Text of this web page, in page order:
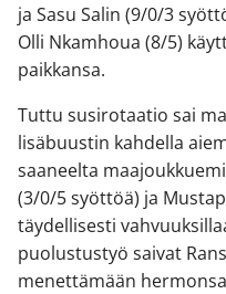
ja Sasu Salin (9/0/3
Olli Nkamhoua (8/5)
paikkansa.
Tuttu susirotaatio sai
lisäbuustin kahdella
saaneelta
(3/0/5 syöttöä) ja
täydellisesti
puolustustyö saivat
menettämään